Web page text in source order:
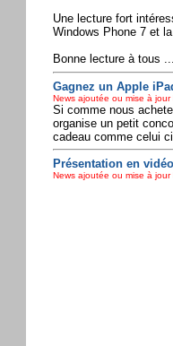
Une lecture fort
Windows Phone 7 et
Bonne lecture à tous ...
Gagnez un Apple
News ajoutée ou mise à
Si comme nous
organise un petit
cadeau comme celui
Présentation en
News ajoutée ou mise à